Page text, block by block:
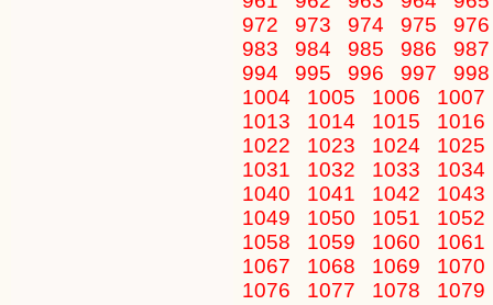
972
973 974 975
983
984 985 986
994
995 996 997
1004
1005 1006
1007
1013
1014 1015
1016
1022
1023 1024
1025
1031
1032 1033
1034
1040
1041 1042
1043
1049
1050 1051
1052
1058
1059 1060
1061
1067
1068 1069
1070
1076
1077 1078
1079